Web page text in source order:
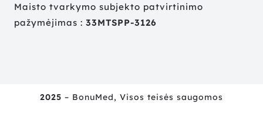
Maisto tvarkymo subjekto patvirtinimo
pažymėjimas : 33MTSPP-3126
2025 – BonuMed, Visos teisės saugomos